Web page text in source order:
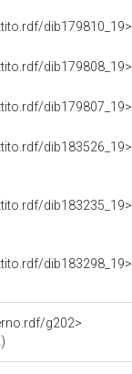
dib179810_19>
dib179808_19>
dib179807_19>
dib183526_19>
dib183235_19>
dib183298_19>
g202>